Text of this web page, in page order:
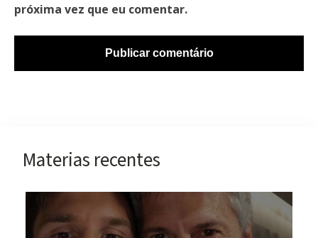
próxima vez que eu comentar.
Materias recentes